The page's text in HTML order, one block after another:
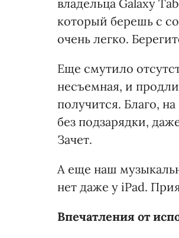
владельца Galaxy
который берешь с
очень легко.
Еще смутило
несъемная, и
получится. Благо,
без подзарядки,
Зачет.
А еще наш
нет даже у iPad.
Впечатления от